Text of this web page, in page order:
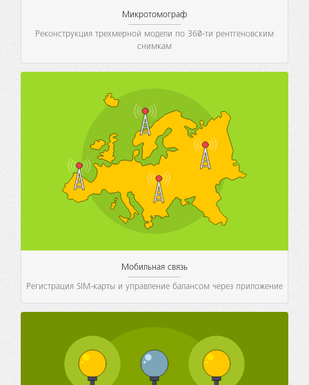
Микротомограф
Реконструкция трехмерной модели по 360-ти рентгеновским
снимкам
Мобильная связь
Регистрация SIM-карты и управление балансом через приложение